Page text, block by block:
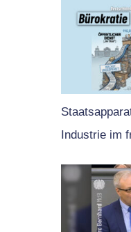
Industrie im